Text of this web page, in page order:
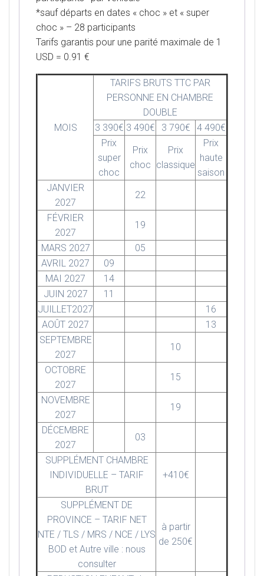
*sauf départs en dates « choc » et « super
choc » – 28 participants
Tarifs garantis pour une parité maximale de 1
USD = 0.91 €
MOIS
TARIFS BRUTS TTC PAR
PERSONNE EN CHAMBRE
DOUBLE
3 390€ 3 490€ 3 790€
4 490€
Prix
super
choc
Prix
choc
Prix
classique
Prix
haute
saison
JANVIER
2027
22
FÉVRIER
2027
19
MARS 2027
05
AVRIL 2027
09
MAI 2027
14
JUIN 2027
11
JUILLET2027
16
AOÛT 2027
13
SEPTEMBRE
2027
10
OCTOBRE
2027
15
NOVEMBRE
2027
19
DÉCEMBRE
2027
03
SUPPLÉMENT CHAMBRE
INDIVIDUELLE – TARIF
BRUT
+410€
SUPPLÉMENT DE
PROVINCE – TARIF NET
NTE / TLS / MRS / NCE / LYS
BOD et Autre ville : nous
consulter
à partir
de 250€